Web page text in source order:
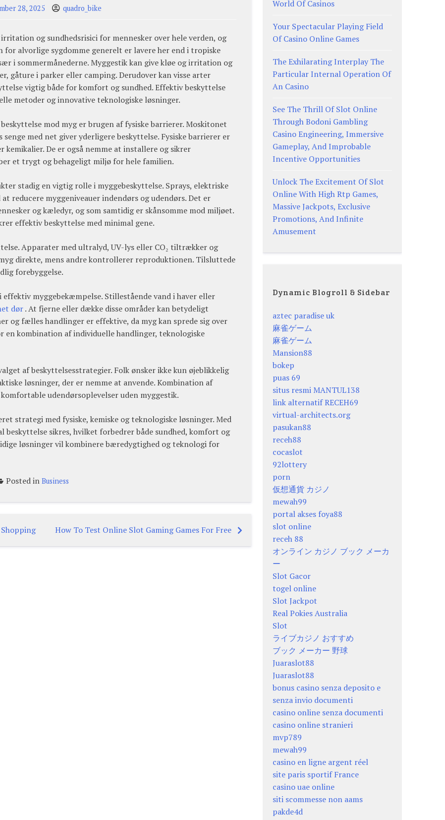
28, 2025 quadro_bike
og sundhedsrisici for mennesker over hele verden, og
for alvorlige sygdomme generelt er lavere her end i tropiske
i sommermånederne. Myggestik kan give kløe og irritation og
gåture i parker eller camping. Derudover kan visse arter
vigtig både for komfort og sundhed. Effektiv beskyttelse
metoder og innovative teknologiske løsninger.
mod myg er brugen af fysiske barrierer. Moskitonet
med net giver yderligere beskyttelse. Fysiske barrierer er
De er også nemme at installere og sikrer
et trygt og behageligt miljø for hele familien.
stadig en vigtig rolle i myggebeskyttelse. Sprays, elektriske
reducere myggeniveauer indendørs og udendørs. Det er
og kæledyr, og som samtidig er skånsomme mod miljøet.
effektiv beskyttelse med minimal gene.
Apparater med ultralyd, UV-lys eller CO₂ tiltrækker og
direkte, mens andre kontrollerer reproduktionen. Tilsluttede
forebyggelse.
myggebekæmpelse. Stillestående vand i haver eller
dør. At fjerne eller dække disse områder kan betydeligt
og fælles handlinger er effektive, da myg kan sprede sig over
kombination af individuelle handlinger, teknologiske
af beskyttelsesstrategier. Folk ønsker ikke kun øjeblikkelig
løsninger, der er nemme at anvende. Kombination af
udendørsoplevelser uden myggestik.
strategi med fysiske, kemiske og teknologiske løsninger. Med
sikres, hvilket forbedrer både sundhed, komfort og
løsninger vil kombinere bæredygtighed og teknologi for
Posted in Business
How To Test Online Slot Gaming Games For Free
World Of Casinos
Your Spectacular Playing Field
Of Casino Online Games
The Exhilarating Interplay The
Particular Internal Operation Of
An Casino
See The Thrill Of Slot Online
Through Bodoni Gambling
Casino Engineering, Immersive
Gameplay, And Improbable
Incentive Opportunities
Unlock The Excitement Of Slot
Online With High Rtp Games,
Massive Jackpots, Exclusive
Promotions, And Infinite
Amusement
Dynamic Blogroll & Sidebar
aztec paradise uk
麻雀ゲーム
麻雀ゲーム
Mansion88
bokep
puas 69
situs resmi MANTUL138
link alternatif RECEH69
virtual-architects.org
pasukan88
receh88
cocaslot
92lottery
porn
仮想通貨 カジノ
mewah99
portal akses foya88
slot online
receh 88
オンライン カジノ ブック メーカ
ー
Slot Gacor
togel online
Slot Jackpot
Real Pokies Australia
Slot
ライブカジノ おすすめ
ブック メーカー 野球
Juaraslot88
Juaraslot88
bonus casino senza deposito e
senza invio documenti
casino online senza documenti
casino online stranieri
mvp789
mewah99
casino en ligne argent réel
site paris sportif France
casino uae online
siti scommesse non aams
pakde4d